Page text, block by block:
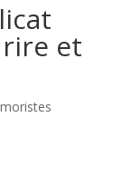
et